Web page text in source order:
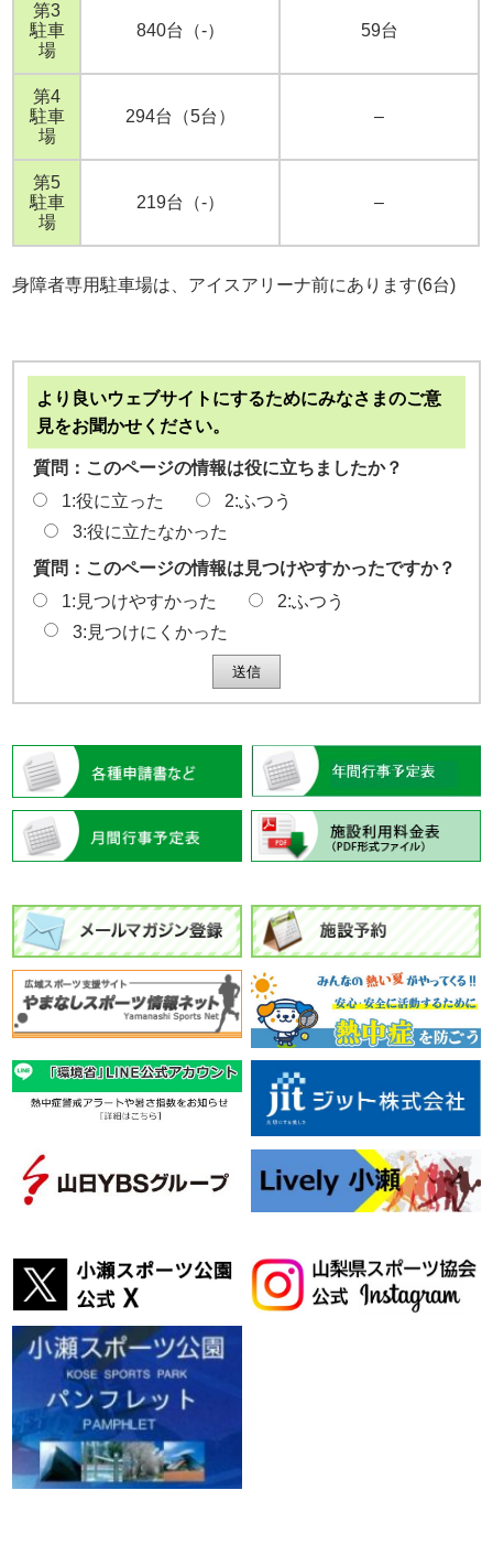
第3
駐車
場
840台（-） 59台
第4
駐車
場
294台（5台） –
第5
駐車
場
219台（-） –
身障者専用駐車場は、アイスアリーナ前にあります(6台)
より良いウェブサイトにするためにみなさまのご意
見をお聞かせください。
質問：このページの情報は役に立ちましたか？
1:役に立った
2:ふつう
3:役に立たなかった
質問：このページの情報は見つけやすかったですか？
1:見つけやすかった
2:ふつう
3:見つけにくかった